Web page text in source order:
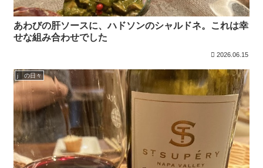
あわびの肝ソースに、ハドソンのシャルドネ。これは幸
せな組み合わせでした
2026.06.15
j の日々